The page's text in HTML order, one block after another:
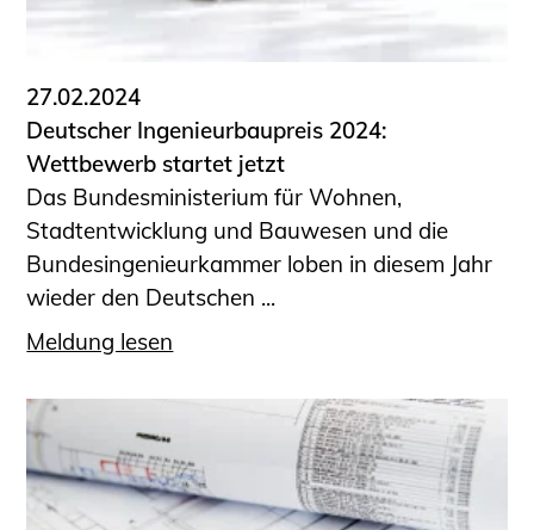
27.02.2024
Deutscher Ingenieurbaupreis 2024:
Wettbewerb startet jetzt
Das Bundesministerium für Wohnen,
Stadtentwicklung und Bauwesen und die
Bundesingenieurkammer loben in diesem Jahr
wieder den Deutschen ...
Meldung lesen